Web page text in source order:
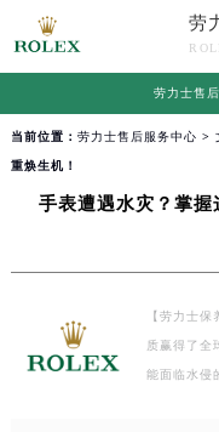
劳
劳力士售
当前位置： 劳力士售后服务中心 >
重焕生机！
手表遭遇水灾？掌握
【劳力士
质赢得了全
能面临水侵